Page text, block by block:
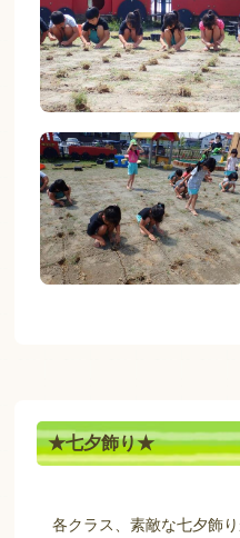
★七夕飾り★
各クラス、素敵な七夕飾